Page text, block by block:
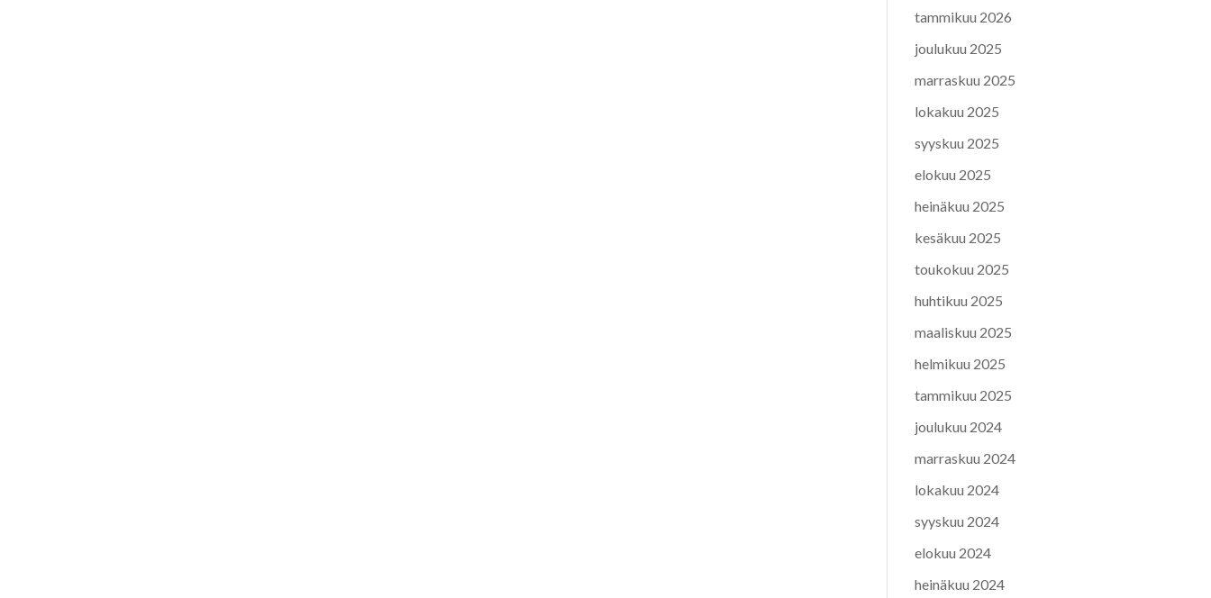
tammikuu 2026
joulukuu 2025
marraskuu 2025
lokakuu 2025
syyskuu 2025
elokuu 2025
heinäkuu 2025
kesäkuu 2025
toukokuu 2025
huhtikuu 2025
maaliskuu 2025
helmikuu 2025
tammikuu 2025
joulukuu 2024
marraskuu 2024
lokakuu 2024
syyskuu 2024
elokuu 2024
heinäkuu 2024